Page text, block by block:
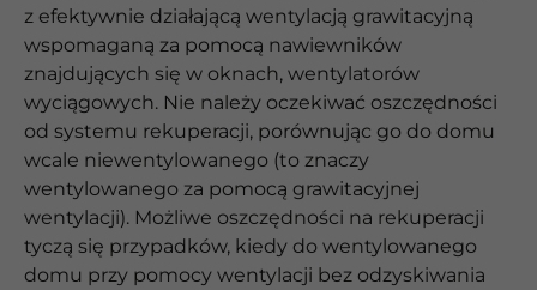
z efektywnie działającą wentylacją grawitacyjną
wspomaganą za pomocą nawiewników
znajdujących się w oknach, wentylatorów
wyciągowych. Nie należy oczekiwać oszczędności
od systemu rekuperacji, porównując go do domu
wcale niewentylowanego (to znaczy
wentylowanego za pomocą grawitacyjnej
wentylacji). Możliwe oszczędności na rekuperacji
tyczą się przypadków, kiedy do wentylowanego
domu przy pomocy wentylacji bez odzyskiwania